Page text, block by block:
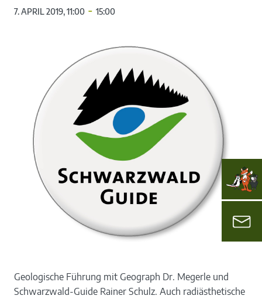
7. APRIL 2019, 11:00 - 15:00
Geologische Führung mit Geograph Dr. Megerle und
Schwarzwald-Guide Rainer Schulz. Auch radiästhetische